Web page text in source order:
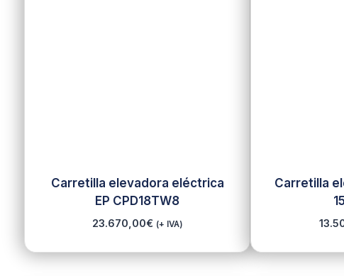
Carretilla elevadora eléctrica
EP CPD18TW8
23.670,00€ (+ IVA)
Carretilla